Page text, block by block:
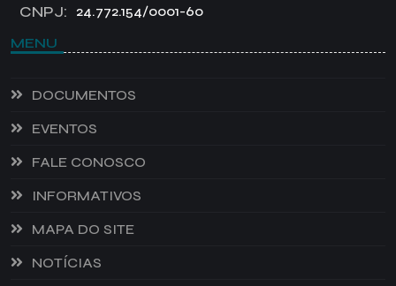
CNPJ: 24.772.154/0001-60
MENU
DOCUMENTOS
EVENTOS
FALE CONOSCO
INFORMATIVOS
MAPA DO SITE
NOTÍCIAS